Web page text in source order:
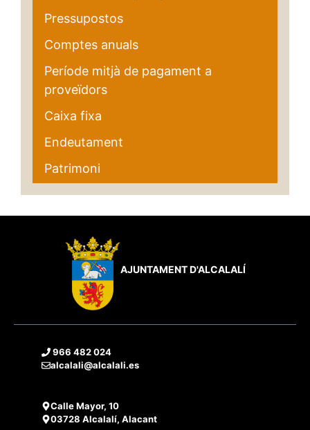
Pressupostos
Comptes anuals
Període mitjà de pagament a
proveïdors
Caixa fixa
Endeutament
Patrimoni
AJUNTAMENT D'ALCALALÍ
966 482 024
alcalali@alcalali.es
Calle Mayor, 10
03728 Alcalalí, Alacant